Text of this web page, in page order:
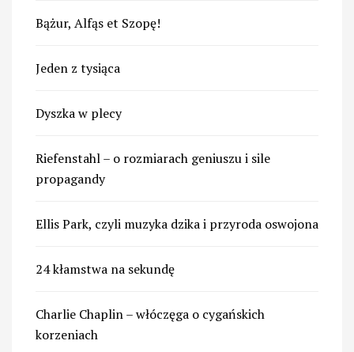
Bążur, Alfąs et Szopę!
Jeden z tysiąca
Dyszka w plecy
Riefenstahl – o rozmiarach geniuszu i sile
propagandy
Ellis Park, czyli muzyka dzika i przyroda oswojona
24 kłamstwa na sekundę
Charlie Chaplin – włóczęga o cygańskich
korzeniach